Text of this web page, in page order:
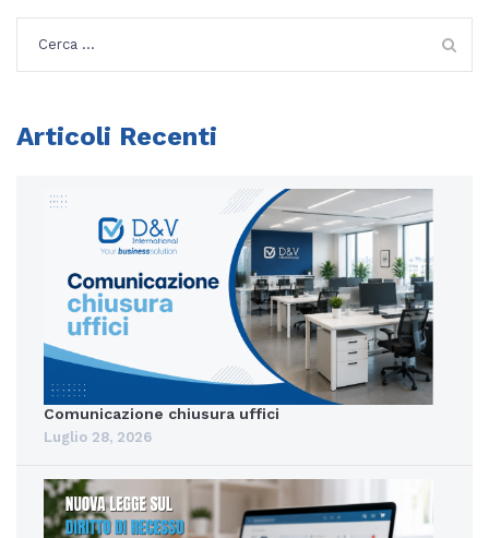
Articoli Recenti
Comunicazione chiusura uffici
Luglio 28, 2026